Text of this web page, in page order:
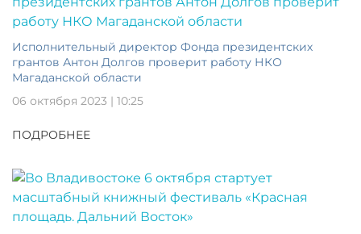
Исполнительный директор Фонда президентских
грантов Антон Долгов проверит работу НКО
Магаданской области
06 октября 2023 | 10:25
ПОДРОБНЕЕ